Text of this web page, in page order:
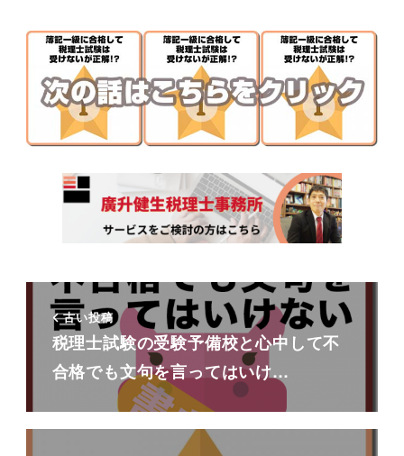
古い投稿
税理士試験の受験予備校と心中して不
合格でも文句を言ってはいけ…